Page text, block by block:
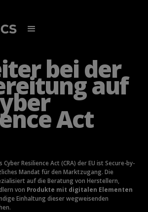
bei der
auf
Act
Resilience Act (CRA) der EU ist Secure-by-
Mandat für den Marktzugang. Die
auf die Beratung von Herstellern,
von Produkte mit digitalen Elementen
Einhaltung dieser wegweisenden